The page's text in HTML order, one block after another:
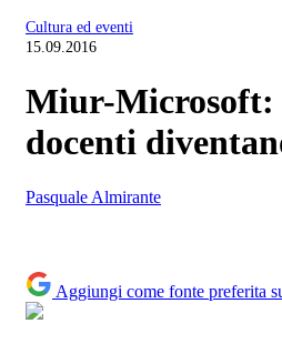
Cultura ed eventi
15.09.2016
Miur-Microsoft:
docenti
Pasquale Almirante
Aggiungi come fonte preferita